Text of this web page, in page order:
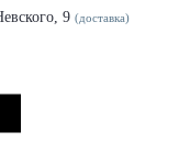
9 (доставка)